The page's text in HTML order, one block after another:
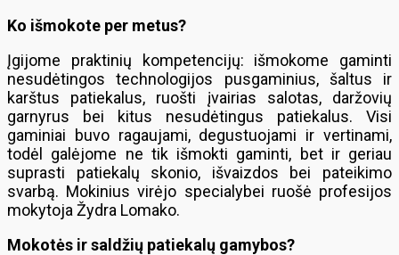
Ko išmokote per metus?
Įgijome praktinių kompetencijų: išmokome gaminti
nesudėtingos technologijos pusgaminius, šaltus ir
karštus patiekalus, ruošti įvairias salotas, daržovių
garnyrus bei kitus nesudėtingus patiekalus. Visi
gaminiai buvo ragaujami, degustuojami ir vertinami,
todėl galėjome ne tik išmokti gaminti, bet ir geriau
suprasti patiekalų skonio, išvaizdos bei pateikimo
svarbą. Mokinius virėjo specialybei ruošė profesijos
mokytoja Žydra Lomako.
Mokotės ir saldžių patiekalų gamybos?